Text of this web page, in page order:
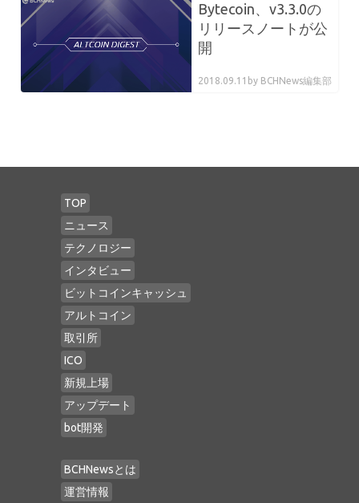
Bytecoin、v3.3.0の
リリースノートが公
開
2018.09.11 by BCHNews編集部
TOP
ニュース
テクノロジー
インタビュー
ビットコインキャッシュ
アルトコイン
取引所
ICO
新規上場
アップデート
bot開発
BCHNewsとは
運営情報